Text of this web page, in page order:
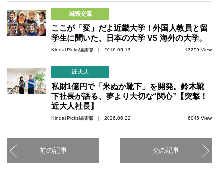
国際交流
ここが「変」だよ近畿大学！外国人教員と留
学生に聞いた、日本の大学 VS 海外の大学。
Kindai Picks編集部 ｜ 2016.05.13 13259 View
近大人
私財1億円で「米ぬか靴下」を開発。鈴木靴
下社長が語る、夢より大切な“関心”【突撃！
近大人社長】
Kindai Picks編集部 ｜ 2026.06.22 6045 View
前の記事 次の記事